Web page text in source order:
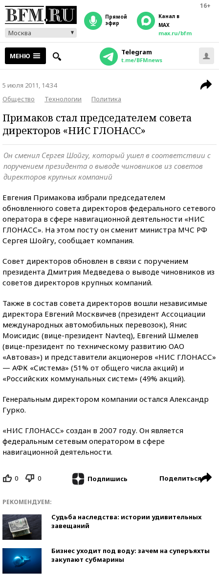
16+
Москва
прямой
эфир
Канал в
MAX
max.ru/bfm
МЕНЮ Telegram
t.me/BFMnews
5 июля 2011, 14:34
Общество
Технологии Политика
Примаков стал председателем совета
директоров «НИС ГЛОНАСС»
Он сменил Сергея Шойгу, который ушел в соответствии с
поручением президента о выводе чиновников из советов
директоров крупных компаний
Евгения Примакова избрали председателем
обновленного совета директоров федерального сетевого
оператора в сфере навигационной деятельности «НИС
ГЛОНАСС». На этом посту он сменит министра МЧС РФ
Сергея Шойгу, сообщает компания.
Совет директоров обновлен в связи с поручением
президента Дмитрия Медведева о выводе чиновников из
советов директоров крупных компаний.
Также в состав совета директоров вошли независимые
директора Евгений Москвичев (президент Ассоциации
международных автомобильных перевозок), Янис
Моисидис (вице-президент Navteq), Евгений Шмелев
(вице-президент по техническому развитию ОАО
«Автоваз») и представители акционеров «НИС ГЛОНАСС»
— АФК «Система» (51% от общего числа акций) и
«Российских коммунальных систем» (49% акций).
Генеральным директором компании остался Александр
Гурко.
«НИС ГЛОНАСС» создан в 2007 году. Он является
федеральным сетевым оператором в сфере
навигационной деятельности.
0 0 Подпишись Поделиться
РЕКОМЕНДУЕМ:
Судьба наследства: истории удивительных
завещаний
Бизнес уходит под воду: зачем на суперъяхты
закупают субмарины